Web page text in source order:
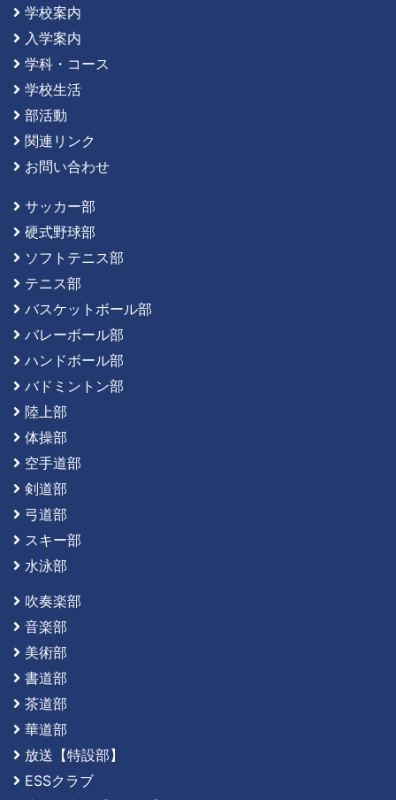
学校案内
入学案内
学科・コース
学校生活
部活動
関連リンク
お問い合わせ
サッカー部
硬式野球部
ソフトテニス部
テニス部
バスケットボール部
バレーボール部
ハンドボール部
バドミントン部
陸上部
体操部
空手道部
剣道部
弓道部
スキー部
水泳部
吹奏楽部
音楽部
美術部
書道部
茶道部
華道部
放送【特設部】
ESSクラブ